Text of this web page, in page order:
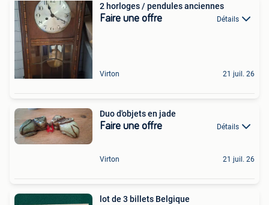
2 horloges / pendules anciennes
Faire une offre Détails
Virton 21 juil. 26
Duo d'objets en jade
Faire une offre Détails
Virton 21 juil. 26
lot de 3 billets Belgique